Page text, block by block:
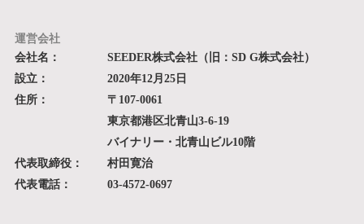
運営会社
会社名：
SEEDER株式会社（旧：SD G株式会社）
設立：
2020年12月25日
住所：
〒107-0061
東京都港区北青山3-6-19
バイナリー・北青山ビル10階
代表取締役：
村田寛治
代表電話：
03-4572-0697